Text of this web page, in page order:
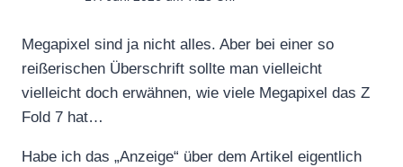
Megapixel sind ja nicht alles. Aber bei einer so
reißerischen Überschrift sollte man vielleicht
vielleicht doch erwähnen, wie viele Megapixel das Z
Fold 7 hat…
Habe ich das „Anzeige“ über dem Artikel eigentlich